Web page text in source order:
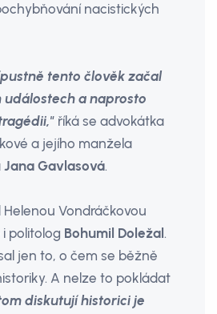
nacistických
tento člověk začal
událostech a naprosto
říká se advokátka
a jejího manžela
Jana Gavlasová.
Vondráčkovou
politolog Bohumil Doležal .
jen to, o čem se běžně
A nelze to pokládat
diskutují historici je